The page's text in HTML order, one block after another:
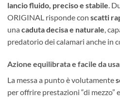
lancio fluido, preciso e stabile.
ORIGINAL risponde con scatti
una caduta decisa e naturale,
predatorio dei calamari anche in
Azione equilibrata e facile da
La messa a punto è volutamente
per offrire prestazioni “di mezzo”